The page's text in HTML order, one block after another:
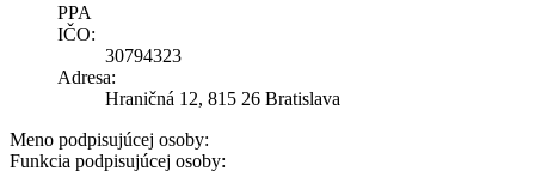
PPA
IČO:
30794323
Adresa:
Hraničná 12, 815 26 Bratislava
Meno podpisujúcej osoby:
Funkcia podpisujúcej osoby: